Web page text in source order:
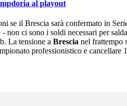
al playout
se il Brescia sarà confermato in
ci sono i soldi necessari per
La tensione a Brescia nel frattempo
professionistico e cancellare